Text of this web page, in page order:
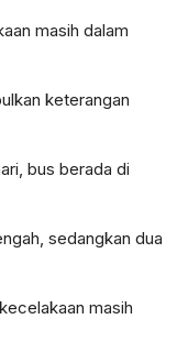
masih dalam
keterangan
bus berada di
sedangkan dua
masih